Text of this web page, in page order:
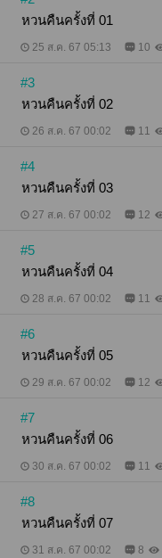
หวนคืนครั้งที่ 01
25 ส.ค. 67 05:13 10
#3
หวนคืนครั้งที่ 02
26 ส.ค. 67 00:02 11
#4
หวนคืนครั้งที่ 03
27 ส.ค. 67 00:02 12
#5
หวนคืนครั้งที่ 04
28 ส.ค. 67 00:02 11
#6
หวนคืนครั้งที่ 05
29 ส.ค. 67 00:02 12
#7
หวนคืนครั้งที่ 06
30 ส.ค. 67 00:02 11
#8
หวนคืนครั้งที่ 07
31 ส.ค. 67 00:02 8